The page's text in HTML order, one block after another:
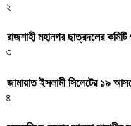
২
রাজশাহী মহানগর ছাত্রদলের কমিটি
৩
জামায়াত ইসলামী সিলেটের ১৯
৪